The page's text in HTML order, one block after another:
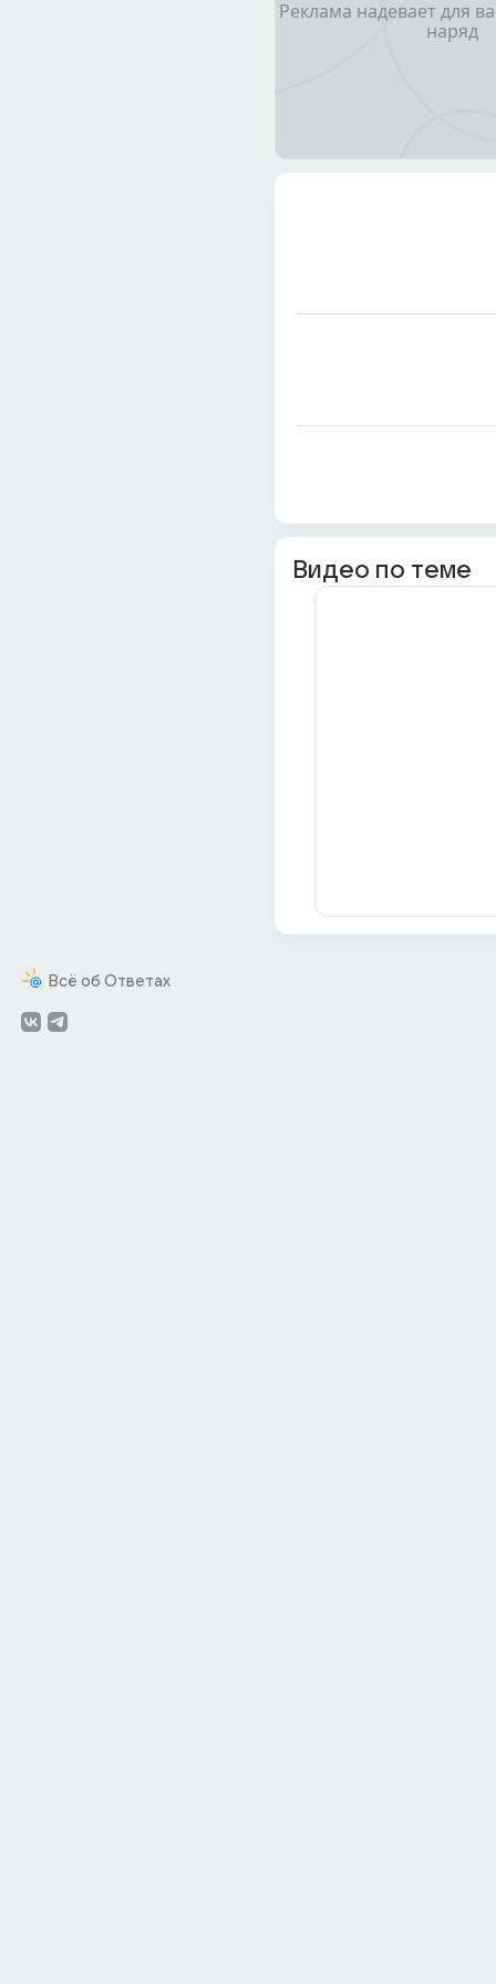
Всё об Ответах
Видео по теме